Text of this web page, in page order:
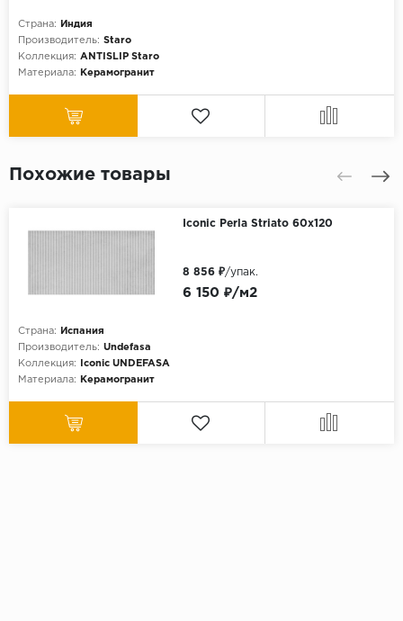
Страна:
Индия
Производитель: Staro
Коллекция: ANTISLIP Staro
Материала:
Керамогранит
Похожие товары
Iconic Perla Striato 60х120
Страна:
Испания
Производитель: Undefasa
Коллекция:
Iconic UNDEFASA
Материала:
Керамогранит
6 150 ₽/м2
8 856 ₽/упак.